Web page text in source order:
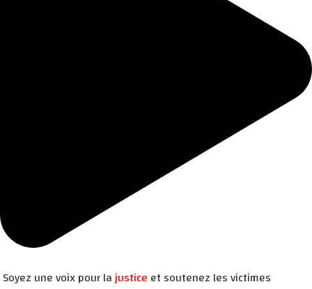
Soyez une voix pour lajustice et soutenez les victimes